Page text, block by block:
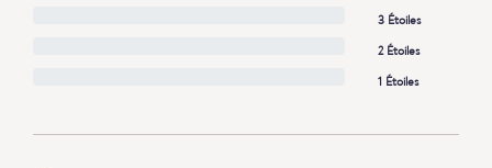
3 Étoiles
2 Étoiles
1 Étoiles